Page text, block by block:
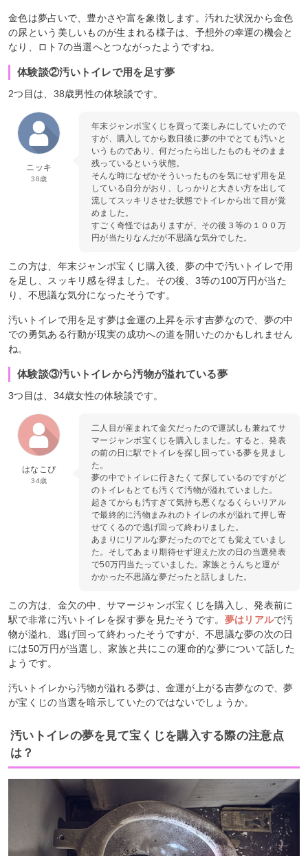
金色は夢占いで、豊かさや富を象徴します。汚れた状況から金色
の尿という美しいものが生まれる様子は、予想外の幸運の機会と
なり、ロト7の当選へとつながったようですね。
体験談②汚いトイレで用を足す夢
2つ目は、38歳男性の体験談です。
ニッキ
38歳
年末ジャンボ宝くじを買って楽しみにしていたので
すが、購入してから数日後に夢の中でとても汚いと
いうものであり、何だったら出したものもそのまま
残っているという状態。
そんな時になぜかそういったものを気にせず用を足
している自分がおり、しっかりと大きい方を出して
流してスッキリさせた状態でトイレから出て目が覚
めました。
すごく奇怪ではありますが、その後３等の１００万
円が当たりなんだが不思議な気分でした。
この方は、年末ジャンボ宝くじ購入後、夢の中で汚いトイレで用
を足し、スッキリ感を得ました。その後、3等の100万円が当た
り、不思議な気分になったそうです。
汚いトイレで用を足す夢は金運の上昇を示す吉夢なので、夢の中
での勇気ある行動が現実の成功への道を開いたのかもしれません
ね。
体験談③汚いトイレから汚物が溢れている夢
3つ目は、34歳女性の体験談です。
はなこぴ
34歳
二人目が産まれて金欠だったので運試しも兼ねてサ
マージャンボ宝くじを購入しました。すると、発表
の前の日に駅でトイレを探し回っている夢を見まし
た。
夢の中でトイレに行きたくて探しているのですがど
のトイレもとても汚くて汚物が溢れていました。
起きてからも汚すぎて気持ち悪くなるくらいリアル
で最終的に汚物まみれのトイレの水が溢れて押し寄
せてくるので逃げ回って終わりました。
あまりにリアルな夢だったのでとても覚えていまし
た。そしてあまり期待せず迎えた次の日の当選発表
で50万円当たっていました。家族とうんちと運が
かかった不思議な夢だったと話しました。
この方は、金欠の中、サマージャンボ宝くじを購入し、発表前に
駅で非常に汚いトイレを探す夢を見たそうです。 夢はリアルで汚
物が溢れ、逃げ回って終わったそうですが、不思議な夢の次の日
には50万円が当選し、家族と共にこの運命的な夢について話した
ようです。
汚いトイレから汚物が溢れる夢は、金運が上がる吉夢なので、夢
が宝くじの当選を暗示していたのではないでしょうか。
汚いトイレの夢を見て宝くじを購入する際の注意点
は？